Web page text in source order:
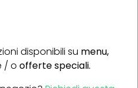
disponibili su menu,
/ o offerte speciali.